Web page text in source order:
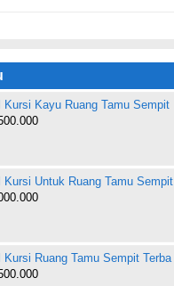
Kursi Kayu Ruang Tamu Sempit
Kursi Untuk Ruang Tamu Sempit
Kursi Ruang Tamu Sempit Terba